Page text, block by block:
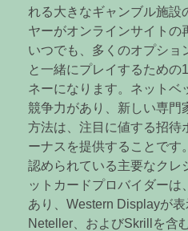
れる大きなギャンブル施設
ヤーがオンラインサイトの
いつでも、多くのオプショ
と一緒にプレイするための
ネーになります。ネットベ
競争力があり、新しい専門
方法は、注目に値する招待
ーナスを提供することです
認められている主要なクレ
ットカードプロバイダー
あり、Western Displayが表
Neteller、およびSkrillを含